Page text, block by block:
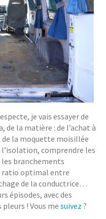
je vais essayer de
de la matière : de l’achat à
la moquette moisillée
comprendre les
les branchements
ratio optimal entre
de la conductrice…
épisodes, avec des
pleurs ! Vous mesuivez ?